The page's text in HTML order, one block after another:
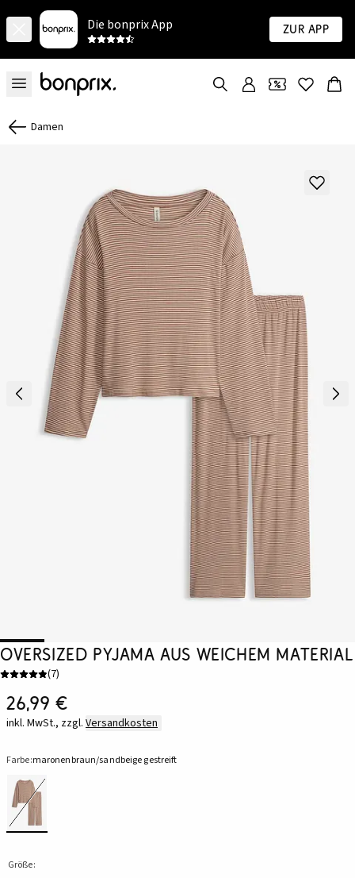
Die bonprix App Zur App
Damen
Oversized Pyjama aus weichem Material
(7)
26,99 €
inkl. MwSt., zzgl. Versandkosten
Farbe:maronenbraun/sandbeige gestreift
Größe: